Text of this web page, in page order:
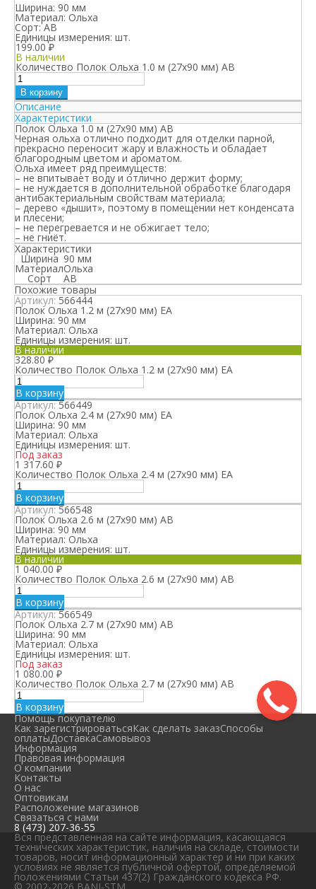
Ширина: 90 мм
Материал: Ольха
Сорт:АВ
Единицы измерения: шт.
199.00₽
В наличии
Количество Полок Ольха 1.0 м (27х90 мм) АВ
В корзину
Описание
Характеристики
Полок Ольха 1.0 м (27х90 мм) АВ
Черная ольха отлично подходит для отделки парной,
прекрасно переносит жару и влажность и обладает
благородным цветом и ароматом.
Ольха имеет ряд преимуществ:
– не впитывает воду и отлично держит форму;
– не нуждается в дополнительной обработке благодаря
антибактериальным свойствам материала;
– дерево «дышит», поэтому в помещении нет конденсата
и плесени;
– не перегревается и не обжигает тело;
– не гниёт.
Характеристики
Ширина 90 мм
МатериалОльха
Сорт
АВ
Похожие товары
Артикул:566444
Полок Ольха 1.2 м (27х90 мм) ЕА
Ширина: 90 мм
Материал: Ольха
Единицы измерения: шт.
В наличии
328.80₽
Количество Полок Ольха 1.2 м (27х90 мм) ЕА
В корзину
Артикул:566449
Полок Ольха 2.4 м (27х90 мм) ЕА
Ширина: 90 мм
Материал: Ольха
Единицы измерения: шт.
Под заказ
1 317.60 ₽
Количество Полок Ольха 2.4 м (27х90 мм) ЕА
В корзину
Артикул:566548
Полок Ольха 2.6 м (27х90 мм) АВ
Ширина: 90 мм
Материал: Ольха
Единицы измерения: шт.
В наличии
1 040.00₽
Количество Полок Ольха 2.6 м (27х90 мм) АВ
В корзину
Артикул:566549
Полок Ольха 2.7 м (27х90 мм) АВ
Ширина: 90 мм
Материал: Ольха
Единицы измерения: шт.
Под заказ
1 080.00 ₽
Количество Полок Ольха 2.7 м (27х90 мм) АВ
В корзину
Помощь покупателю
Как зарегистрироватьсяКак сделать заказСпособы
оплатыДоставкаСамовывоз
Информация
Правовая информация
О компании
Контакты
О нас
Оптовикам
Расположение магазинов
Связаться с нами
8 (473) 207-36-55
Вся представленная на сайте информация, касающаяся
технических характеристик, наличия на складе, стоимости
товаров, носит информационный характер и ни при каких
условиях не является публичной офертой, определяемой
положениями Статьи 437(2) Гражданского кодекса РФ.